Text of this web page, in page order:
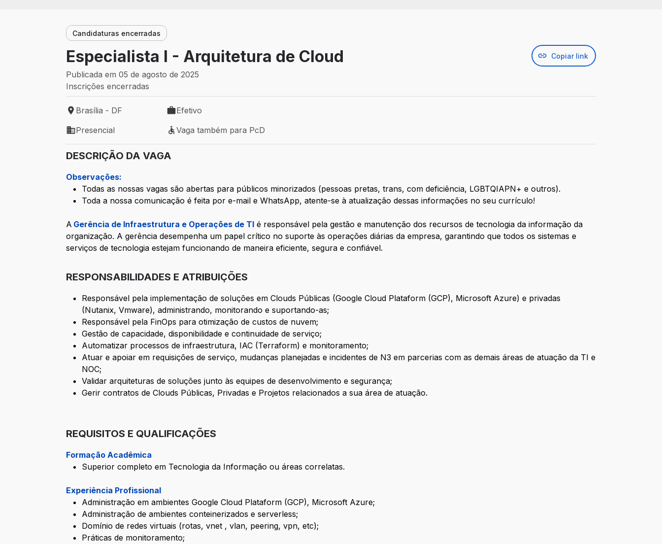
Candidaturas encerradas
Especialista I - Arquitetura de Cloud Copiar link
Publicada em 05 de agosto de 2025
Inscrições encerradas
Local de trabalho: Brasília - DF
Brasília - DF
Tipo de vaga: Efetivo
Efetivo
Modelo de trabalho: Presencial
Presencial
Vaga também para PcD
Vaga também para PcD
DESCRIÇÃO DA VAGA
Observações:
Todas as nossas vagas são abertas para públicos minorizados (pessoas pretas, trans, com deficiência, LGBTQIAPN+ e outros).
Toda a nossa comunicação é feita por e-mail e WhatsApp, atente-se à atualização dessas informações no seu currículo!
A Gerência de Infraestrutura e Operações de TI é responsável pela gestão e manutenção dos recursos de tecnologia da informação da
organização. A gerência desempenha um papel crítico no suporte às operações diárias da empresa, garantindo que todos os sistemas e
serviços de tecnologia estejam funcionando de maneira eficiente, segura e confiável.
RESPONSABILIDADES E ATRIBUIÇÕES
Responsável pela implementação de soluções em Clouds Públicas (Google Cloud Plataform (GCP), Microsoft Azure) e privadas
(Nutanix, Vmware), administrando, monitorando e suportando-as;
Responsável pela FinOps para otimização de custos de nuvem;
Gestão de capacidade, disponibilidade e continuidade de serviço;
Automatizar processos de infraestrutura, IAC (Terraform)e monitoramento;
Atuar e apoiar em requisições de serviço, mudanças planejadas e incidentes de N3 em parcerias com as demais áreas de atuação da TI e
NOC;
Validar arquiteturas de soluções junto às equipes de desenvolvimento e segurança;
Gerir contratos de Clouds Públicas, Privadas e Projetos relacionados a sua área de atuação.
REQUISITOS E QUALIFICAÇÕES
Formação Acadêmica
Superior completo em Tecnologia da Informação ou áreas correlatas.
Experiência Profissional
Administração em ambientes Google Cloud Plataform (GCP), Microsoft Azure;
Administração de ambientes conteinerizados e serverless;
Domínio de redes virtuais (rotas, vnet , vlan, peering, vpn, etc);
Práticas de monitoramento;